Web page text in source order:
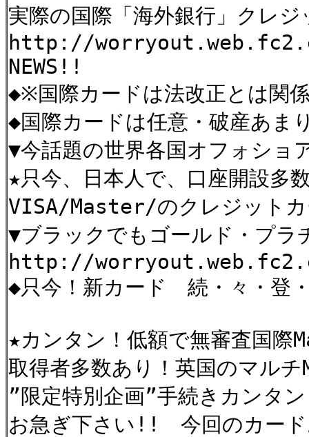
実際の国際「海外銀行」クレ
http://
NEWS!!
◆※国際カードは法改正とは関
◆国際カードは任意・破産あま
▼今話題の世界各国オフォショ
★只今、日本人で、口座開設多
VISA/Master/のクレジットカ
▼ブラックでもゴールド・プラ
http://
◆只今！新カード 続・々・登
★カンタン！低額で無審査国際
取得者多数あり！英国のマル
”限定特別企画”手続きカンタ
お急ぎ下さい!! 今回のカード